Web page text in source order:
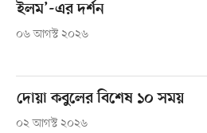
ইলম’-এর দর্শন
০৬ আগস্ট ২০২৬
দোয়া কবুলের বিশেষ ১০ সময়
০২ আগস্ট ২০২৬